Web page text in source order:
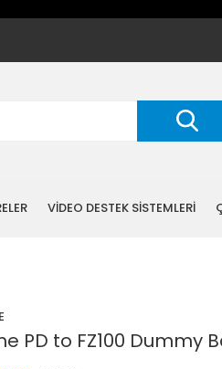
VİDEO DESTEK SİSTEMLERİ
PD to FZ100 Dummy